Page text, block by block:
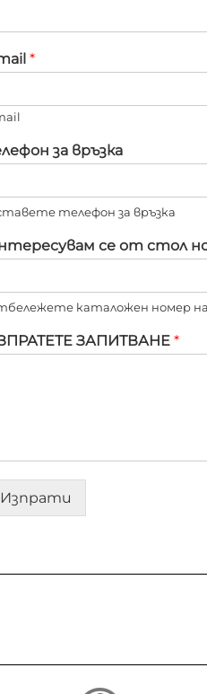
*
за връзка
телефон за връзка
се от стол
каталожен номер
ЗАПИТВАНЕ *
Изпрати